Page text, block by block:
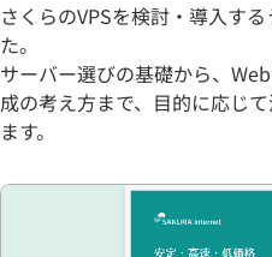
さくらのVPSを検討・導入す
た。
サーバー選びの基礎から、
成の考え方まで、目的に応じ
ます。